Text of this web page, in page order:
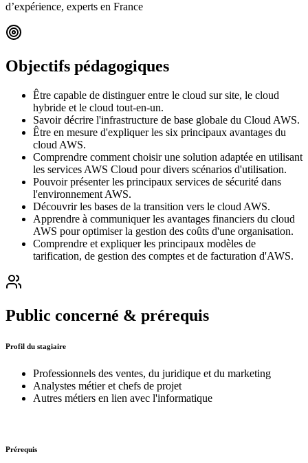
d’expérience, experts en France
Objectifs pédagogiques
Être capable de distinguer entre le cloud sur site, le cloud
hybride et le cloud tout-en-un.
Savoir décrire l'infrastructure de base globale du Cloud AWS.
Être en mesure d'expliquer les six principaux avantages du
cloud AWS.
Comprendre comment choisir une solution adaptée en utilisant
les services AWS Cloud pour divers scénarios d'utilisation.
Pouvoir présenter les principaux services de sécurité dans
l'environnement AWS.
Découvrir les bases de la transition vers le cloud AWS.
Apprendre à communiquer les avantages financiers du cloud
AWS pour optimiser la gestion des coûts d'une organisation.
Comprendre et expliquer les principaux modèles de
tarification, de gestion des comptes et de facturation d'AWS.
Public concerné & prérequis
Profil du stagiaire
Professionnels des ventes, du juridique et du marketing
Analystes métier et chefs de projet
Autres métiers en lien avec l'informatique
Prérequis